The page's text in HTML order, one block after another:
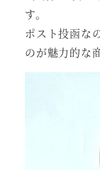
す。
ポスト投函な
のが魅力的な